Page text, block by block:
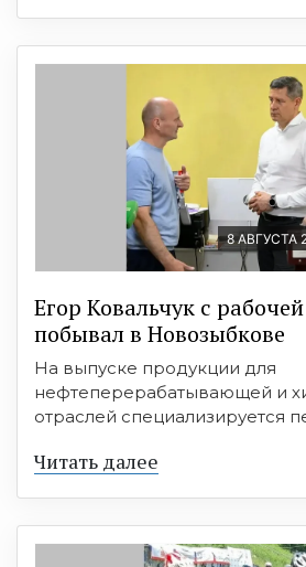
8 АВГУСТА
Егор Ковальчук с
побывал в Новозыбкове
На выпуске продукции для
нефтеперерабатывающей и
отраслей специализируется
Читать далее